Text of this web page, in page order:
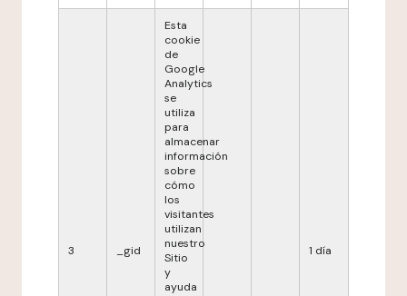
3 _gid
Esta
cookie
de
Google
Analytics
se
utiliza
para
almacenar
información
sobre
cómo
los
visitantes
utilizan
nuestro
Sitio
y
ayuda
1 día